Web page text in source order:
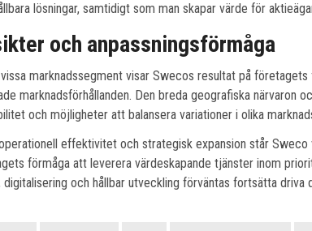
lösningar, samtidigt som man skapar värde för
och anpassningsförmåga
marknadssegment visar Swecos resultat på
marknadsförhållanden. Den breda geografiska närvaron
och möjligheter att balansera variationer i olika
effektivitet och strategisk expansion står Sweco
förmåga att leverera värdeskapande tjänster inom
digitalisering och hållbar utveckling förväntas fortsätta driva